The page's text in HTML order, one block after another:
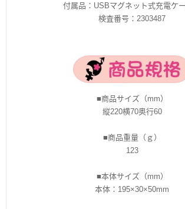
付属品：USBマグネット式充電ケ
検査番号：2303487
■商品サイズ（mm）
縦220横70奥行60
■商品重量（ｇ）
123
■本体サイズ（mm）
本体：195×30×50mm